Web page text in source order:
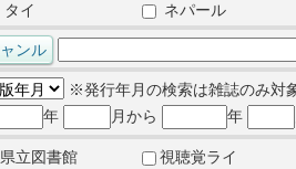
タイ
ネパール
※発行年月の検索は雑誌のみ対
年
月から 年
県立図書館 視聴覚ライ